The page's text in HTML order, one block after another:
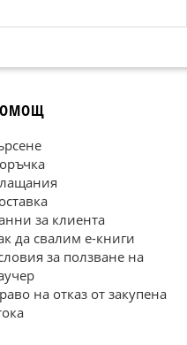
за клиента
да свалим е-книги
за ползване на
на отказ от закупена